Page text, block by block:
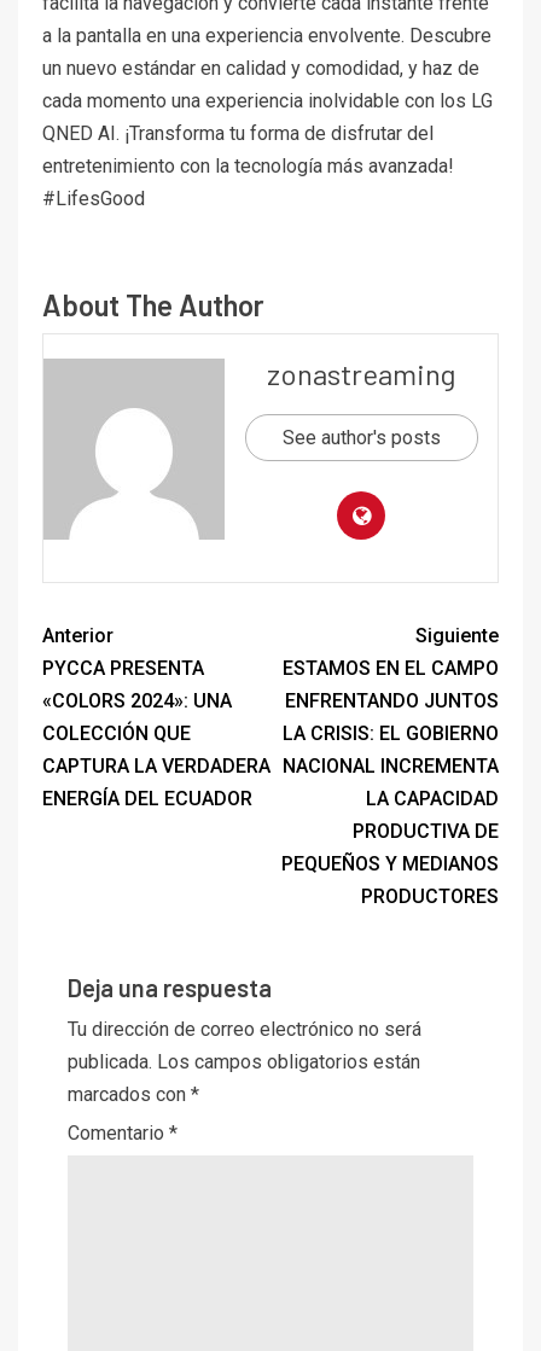
a la pantalla en una experiencia envolvente. Descubre
un nuevo estándar en calidad y comodidad, y haz de
cada momento una experiencia inolvidable con los LG
QNED AI. ¡Transforma tu forma de disfrutar del
entretenimiento con la tecnología más avanzada!
#LifesGood
About The Author
zonastreaming
See author's posts
Anterior
PYCCA PRESENTA
«COLORS 2024»: UNA
COLECCIÓN QUE
CAPTURA LA VERDADERA
ENERGÍA DEL ECUADOR
Siguiente
ESTAMOS EN EL CAMPO
ENFRENTANDO JUNTOS
LA CRISIS: EL GOBIERNO
NACIONAL INCREMENTA
LA CAPACIDAD
PRODUCTIVA DE
PEQUEÑOS Y MEDIANOS
PRODUCTORES
Deja una respuesta
Tu dirección de correo electrónico no será
publicada. Los campos obligatorios están
marcados con *
Comentario *